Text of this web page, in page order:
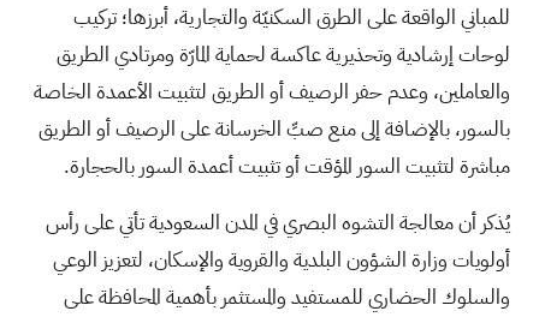
للمباني الواقعة على الطرق السكنيّة والتجارية، أبرزها؛ تركيب
لوحات إرشادية وتحذيرية عاكسة لحماية المارّة ومرتادي الطريق
والعاملين، وعدم حفر الرصيف أو الطريق لتثبيت الأعمدة الخاصة
بالسور، بالإضافة إلى منع صبِّ الخرسانة على الرصيف أو الطريق
مباشرة لتثبيت السور المؤقت أو تثبيت أعمدة السور بالحجارة.
يُذكر أن معالجة التشوه البصري في المدن السعودية تأتي على رأس
أولويات وزارة الشؤون البلدية والقروية والإسكان، لتعزيز الوعي
والسلوك الحضاري للمستفيد والمستثمر بأهمية المحافظة على